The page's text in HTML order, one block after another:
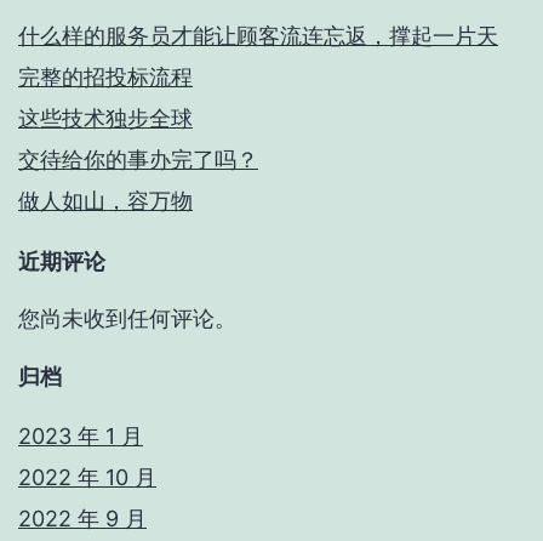
什么样的服务员才能让顾客流连忘返，撑起一片天
完整的招投标流程
这些技术独步全球
交待给你的事办完了吗？
做人如山，容万物
近期评论
您尚未收到任何评论。
归档
2023 年 1 月
2022 年 10 月
2022 年 9 月